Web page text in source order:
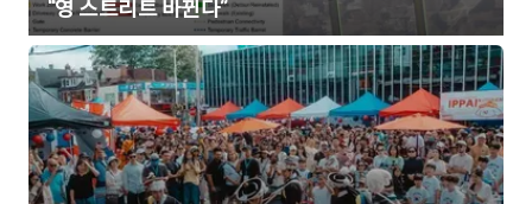
“영 스트리트 바뀐다”